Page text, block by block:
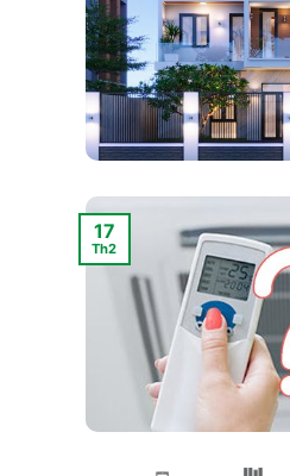
17
Th2